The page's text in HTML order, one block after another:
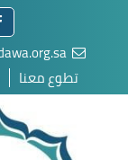
تطوع معنا